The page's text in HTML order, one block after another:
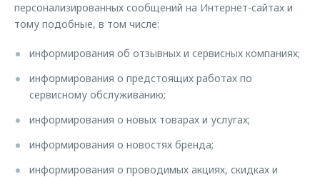
персонализированных сообщений на Интернет-сайтах и
тому подобные, в том числе:
информирования об отзывных и сервисных компаниях;
информирования о предстоящих работах по
сервисному обслуживанию;
информирования о новых товарах и услугах;
информирования о новостях бренда;
информирования о проводимых акциях, скидках и